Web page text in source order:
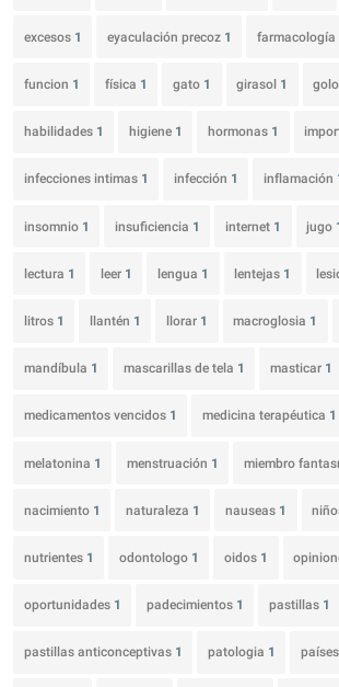
excesos 1 eyaculación precoz 1 farmacología
funcion 1 física 1 gato 1 girasol 1
habilidades 1 higiene 1 hormonas 1
infecciones intimas 1 infección 1 inflamación
insomnio 1 insuficiencia 1 internet 1 jugo
lectura 1 leer 1 lengua 1 lentejas 1
litros 1 llantén 1 llorar 1 macroglosia 1
mandíbula 1 mascarillas de tela 1 masticar 1
medicamentos vencidos 1 medicina terapéutica 1
melatonina 1 menstruación 1 miembro
nacimiento 1 naturaleza 1 nauseas 1
nutrientes 1 odontologo 1 oidos 1
oportunidades 1 padecimientos 1 pastillas 1
pastillas anticonceptivas 1 patologia 1 países